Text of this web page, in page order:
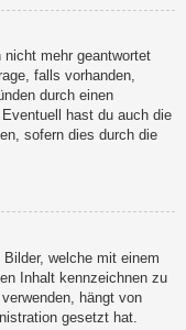
mehr geantwortet
falls vorhanden,
durch einen
hast du auch die
sofern dies durch die
welche mit einem
Inhalt kennzeichnen zu
hängt von
gesetzt hat.